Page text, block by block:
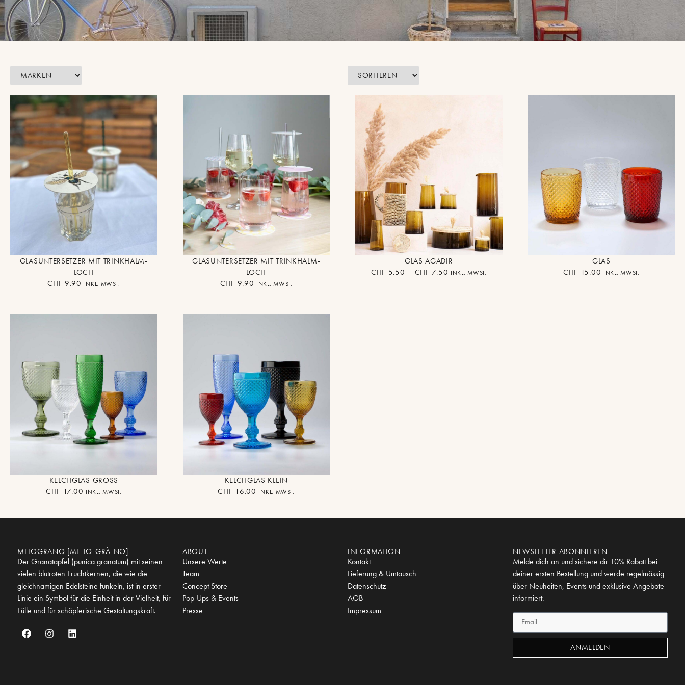
GLASUNTERSETZER MIT TRINKHALM-
LOCH
CHF 9.90 INKL. MWST.
GLASUNTERSETZER MIT TRINKHALM-
LOCH
CHF 9.90 INKL. MWST.
GLAS AGADIR
CHF 5.50 – CHF 7.50 INKL. MWST.
GLAS
CHF 15.00 INKL. MWST.
KELCHGLAS GROSS
CHF 17.00 INKL. MWST.
KELCHGLAS KLEIN
CHF 16.00 INKL. MWST.
MELOGRANO [ME-LO-GRÀ-NO]
Der Granatapfel (punica granatum) mit seinen
vielen blutroten Fruchtkernen, die wie die
gleichnamigen Edelsteine funkeln, ist in erster
Linie ein Symbol für die Einheit in der Vielheit, für
Fülle und für schöpferische Gestaltungskraft.
ABOUT
Unsere Werte
Team
Concept Store
Pop-Ups & Events
Presse
INFORMATION
Kontakt
Lieferung & Umtausch
Datenschutz
AGB
Impressum
NEWSLETTER ABONNIEREN
Melde dich an und sichere dir 10% Rabatt bei
deiner ersten Bestellung und werde regelmässig
über Neuheiten, Events und exklusive Angebote
informiert.
ANMELDEN